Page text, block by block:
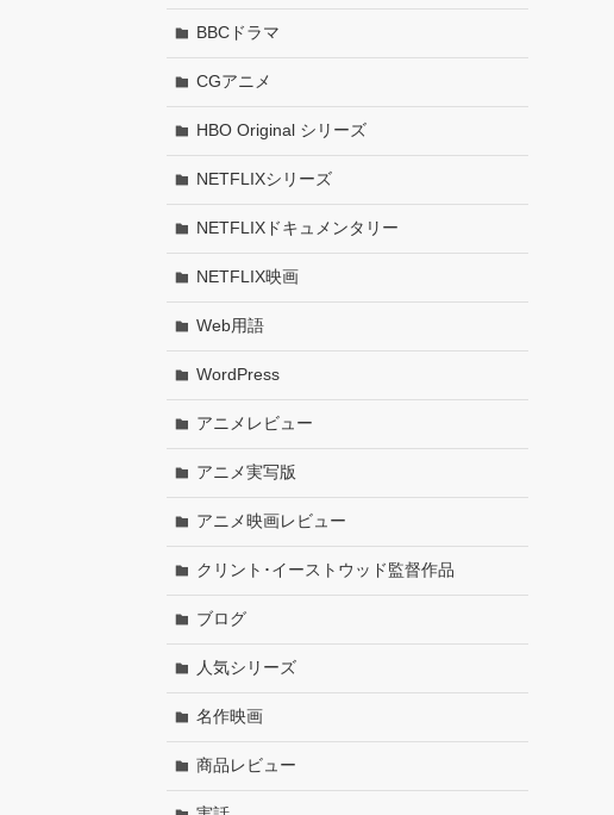
BBCドラマ
CGアニメ
HBO Original シリーズ
NETFLIXシリーズ
NETFLIXドキュメンタリー
NETFLIX映画
Web用語
WordPress
アニメレビュー
アニメ実写版
アニメ映画レビュー
クリント･イーストウッド監督作品
ブログ
人気シリーズ
名作映画
商品レビュー